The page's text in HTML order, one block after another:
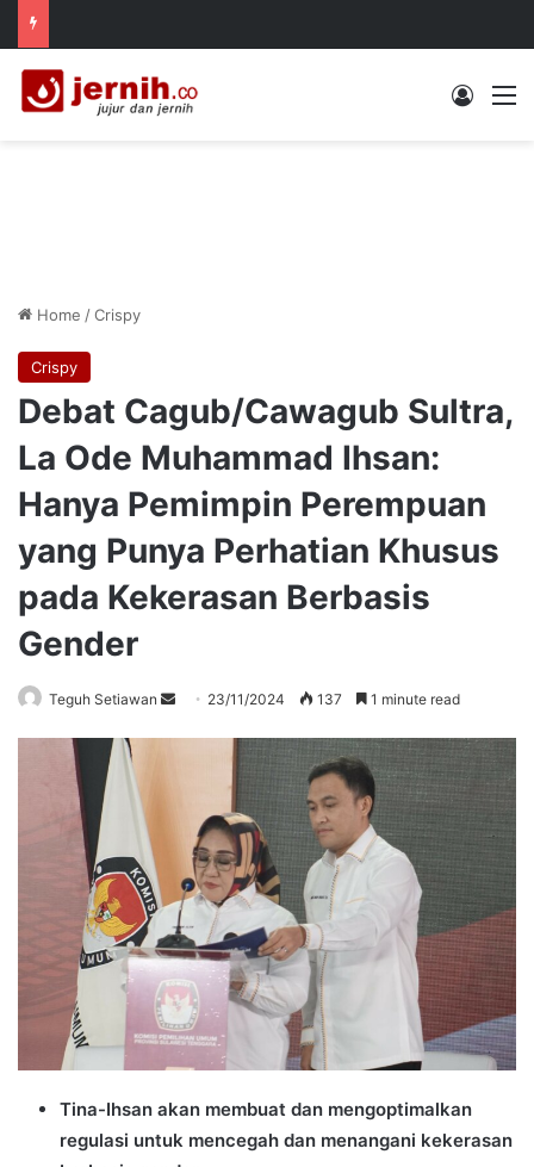
Log In
Home /Crispy
Crispy
Debat Cagub/Cawagub Sultra,
La Ode Muhammad Ihsan:
Hanya Pemimpin Perempuan
yang Punya Perhatian Khusus
pada Kekerasan Berbasis
Gender
Teguh Setiawan
Send 23/11/2024 137 1 minute read
Tina-Ihsan akan membuat dan mengoptimalkan
regulasi untuk mencegah dan menangani kekerasan